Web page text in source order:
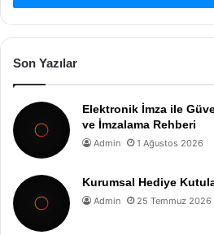
Son Yazılar
Elektronik İmza ile
ve İmzalama Rehberi
Admin 1 Ağustos 2026
Kurumsal Hediye
Admin 25 Temmuz 2026